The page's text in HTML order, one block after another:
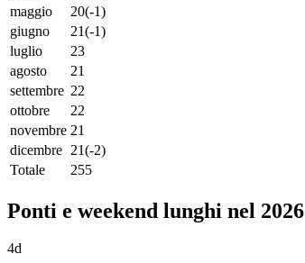
maggio
20(-1)
giugno
21(-1)
luglio
23
agosto
21
settembre 22
ottobre
22
novembre 21
dicembre 21(-2)
Totale
255
Ponti e weekend lunghi nel 2026
4d